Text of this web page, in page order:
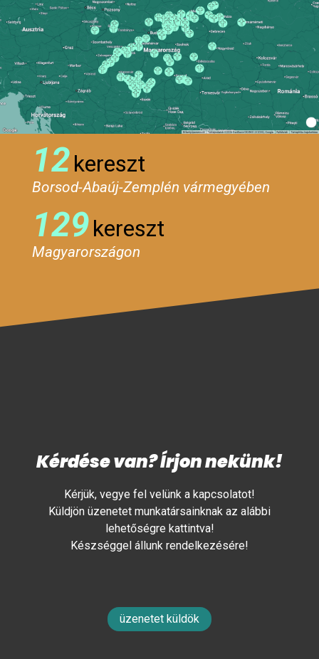
12kereszt
Borsod-Abaúj-Zemplén vármegyében
129kereszt
Magyarországon
Kérdése van? Írjon nekünk!
Kérjük, vegye fel velünk a kapcsolatot!
Küldjön üzenetet munkatársainknak az alábbi
lehetőségre kattintva!
Készséggel állunk rendelkezésére!
üzenetet küldök